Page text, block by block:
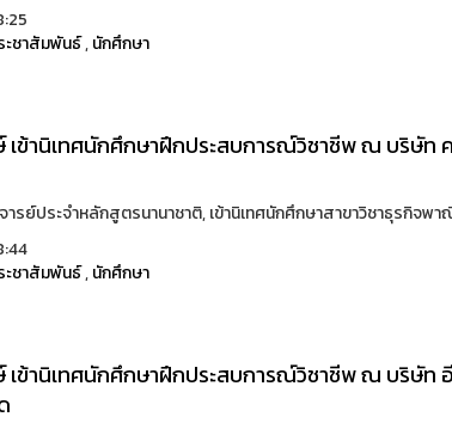
ะชาสัมพันธ์,นักศึกษา
เข้านิเทศนักศึกษาฝึกประสบการณ์วิชาชีพ ณ บริษัท
ารย์ประจำหลักสูตรนานาชาติ, เข้านิเทศนักศึกษาสาขาวิชาธุรกิจพ
ะชาสัมพันธ์,นักศึกษา
เข้านิเทศนักศึกษาฝึกประสบการณ์วิชาชีพ ณ บริษัท